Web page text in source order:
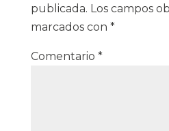
publicada. Los campos
marcados con *
Comentario *